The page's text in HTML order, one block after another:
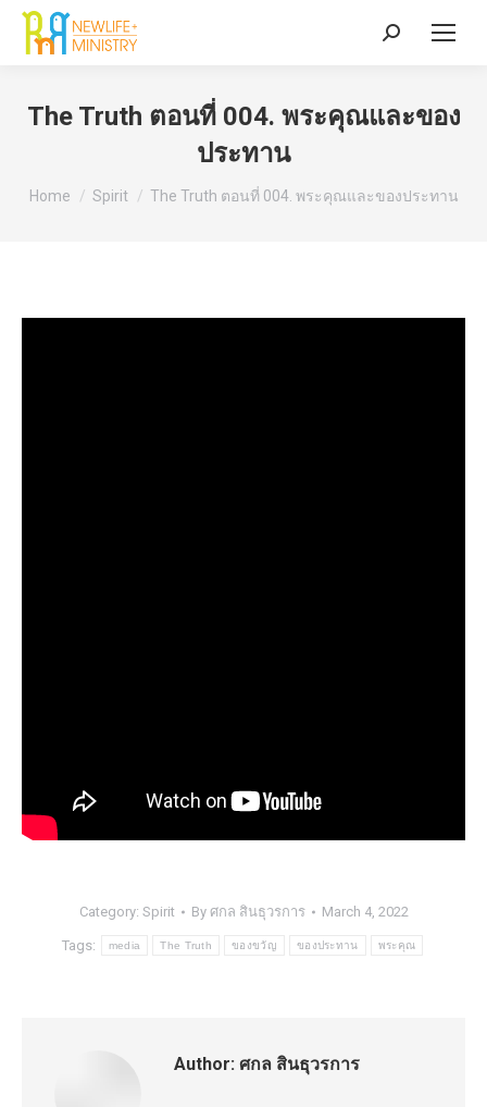
Search:
The Truth ตอนที่ 004. พระคุณและของ
ประทาน
You are here:
Home Spirit The Truth ตอนที่ 004. พระคุณและของประทาน
Category: Spirit By ศกล สินธุวรการ March 4, 2022
Tags: media The Truth ของขวัญ ของประทาน พระคุณ
Author: ศกล สินธุวรการ